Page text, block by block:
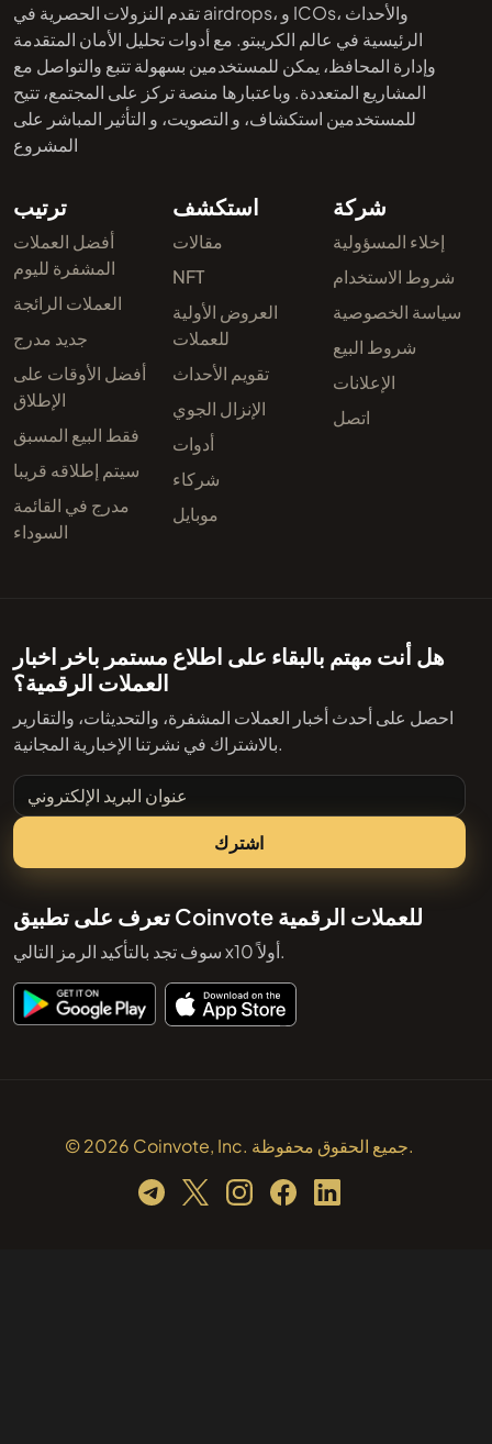
تقدم النزولات الحصرية في airdrops، و ICOs، والأحداث
الرئيسية في عالم الكريبتو. مع أدوات تحليل الأمان المتقدمة
وإدارة المحافظ، يمكن للمستخدمين بسهولة تتبع والتواصل مع
المشاريع المتعددة. وباعتبارها منصة تركز على المجتمع، تتيح
للمستخدمين استكشاف، و التصويت، و التأثير المباشر على
المشروع
ترتيب
أفضل العملات
المشفرة لليوم
العملات الرائجة
جديد مدرج
أفضل الأوقات على
الإطلاق
فقط البيع المسبق
سيتم إطلاقه قريبا
مدرج في القائمة
السوداء
استكشف
مقالات
NFT
العروض الأولية
للعملات
تقويم الأحداث
الإنزال الجوي
أدوات
شركاء
موبايل
شركة
إخلاء المسؤولية
شروط الاستخدام
سياسة الخصوصية
شروط البيع
الإعلانات
اتصل
هل أنت مهتم بالبقاء على اطلاع مستمر باخر اخبار
العملات الرقمية؟
احصل على أحدث أخبار العملات المشفرة، والتحديثات، والتقارير
بالاشتراك في نشرتنا الإخبارية المجانية.
عنوان البريد الإلكتروني
اشترك
تعرف على تطبيق Coinvote للعملات الرقمية
سوف تجد بالتأكيد الرمز التالي x10 أولاً.
© 2026 Coinvote, Inc. جميع الحقوق محفوظة.